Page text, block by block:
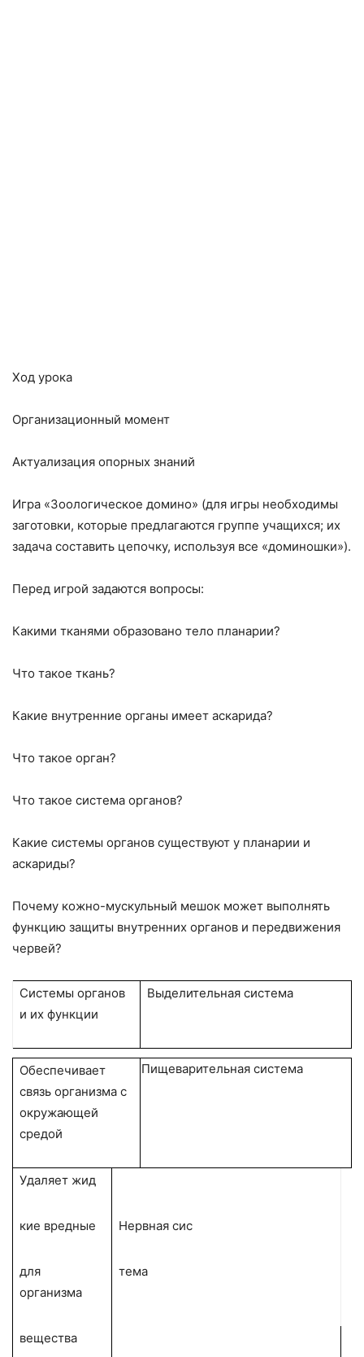
Ход урока
Организационный момент
Актуализация опорных знаний
Игра «Зоологическое домино» (для игры необходимы
заготовки, которые предлагаются группе учащихся; их
задача составить цепочку, используя все «доминошки»).
Перед игрой задаются вопросы:
Какими тканями образовано тело планарии?
Что такое ткань?
Какие внутренние органы имеет аскарида?
Что такое орган?
Что такое система органов?
Какие системы органов существуют у планарии и
аскариды?
Почему кожно-мускульный мешок может выполнять
функцию защиты внутренних органов и передвижения
червей?
Системы органов
и их функции
Выделитель­ная система
Обеспечивает
связь организма с
окружающей
средой
Пищевари­тельная систе­ма
Удаляет жид­
кие вредные Нервная сис­
для
организма
тема
вещества